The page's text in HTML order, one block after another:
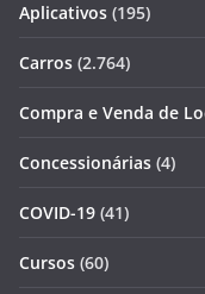
Aplicativos (195)
Carros (2.764)
Compra e Venda de
Concessionárias (4)
COVID-19 (41)
Cursos (60)